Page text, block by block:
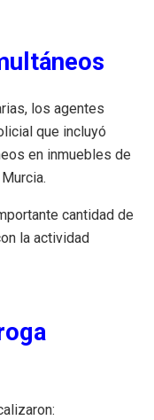
los agentes
que incluyó
en inmuebles de
cantidad de
la actividad